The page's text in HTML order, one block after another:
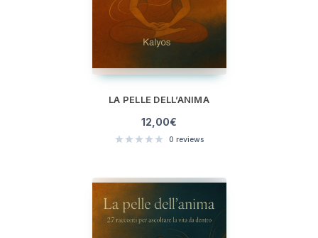
LA PELLE DELL’ANIMA
12,00€
0 reviews